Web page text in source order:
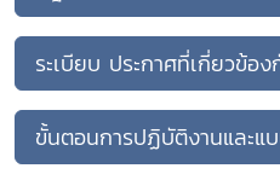
ระเบียบ ประกาศที่เกี่ยวข้อ
ขั้นตอนการปฏิบัติงานและแ